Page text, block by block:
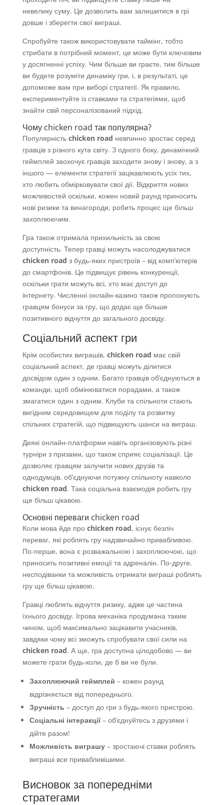
невелику суму. Це дозволить вам залишитися в грі
довше і зберегти свої виграші.
Спробуйте також використовувати таймінг, тобто
стрибати в потрібний момент, це може бути ключовим
у досягненні успіху. Чим більше ви граєте, тим більше
ви будете розуміти динаміку гри, і, в результаті, це
допоможе вам при виборі стратегії. Як правило,
експериментуйте із ставками та стратегіями, щоб
знайти свій персоналізований підхід.
Чому chicken road так популярна?
Популярність chicken road невпинно зростає серед
гравців з різного кута світу. З одного боку, динамічний
геймплей заохочує гравців заходити знову і знову, а з
іншого — елементи стратегії зацікавлюють усіх тих,
хто любить обмірковувати свої дії. Відкриття нових
можливостей оскільки, кожен новий раунд приносить
нові ризики та винагороди, робить процес ще більш
захоплюючим.
Гра також отримала прихильність за свою
доступність. Тепер гравці можуть насолоджуватися
chicken road з будь-яких пристроїв – від комп’ютерів
до смартфонів. Це підвищує рівень конкуренції,
оскільки грати можуть всі, хто має доступ до
інтернету. Численні онлайн-казино також пропонують
гравцям бонуси за гру, що додає ще більше
позитивного відчуття до загального досвіду.
Соціальний аспект гри
Крім особистих виграшів, chicken road має свій
соціальний аспект, де гравці можуть ділитися
досвідом один з одним. Багато гравців об’єднуються в
команди, щоб обмінюватися порадами, а також
змагатися один з одним. Клуби та спільноти стають
вигідним середовищем для поділу та розвитку
спільних стратегій, що підвищують шанси на виграш.
Деякі онлайн-платформи навіть організовують різні
турніри з призами, що також сприяє соціалізації. Це
дозволяє гравцям залучити нових друзів та
однодумців, об’єднуючи потужну спільноту навколо
chicken road. Така соціальна взаємодія робить гру
ще більш цікавою.
Основні переваги chicken road
Коли мова йде про chicken road, існує безліч
переваг, які роблять гру надзвичайно привабливою.
По-перше, вона є розважальною і захоплюючою, що
приносить позитивні емоції та адреналін. По-друге,
несподіванки та можливість отримати виграші роблять
гру ще більш цікавою.
Гравці люблять відчуття ризику, адже це частина
їхнього досвіду. Ігрова механіка продумана таким
чином, щоб максимально зацікавити учасників,
завдяки чому всі зможуть спробувати свої сили на
chicken road. А ще, гра доступна цілодобово — ви
можете грати будь-коли, де б ви не були.
Захоплюючий геймплей – кожен раунд
відрізняється від попереднього.
Зручність – доступ до гри з будь-якого пристрою.
Соціальні інтеракції– об’єднуйтесь з друзями і
дійте разом!
Можливість виграшу– зростаючі ставки роблять
виграші все привабливішими.
Висновок за попередніми
стратегами